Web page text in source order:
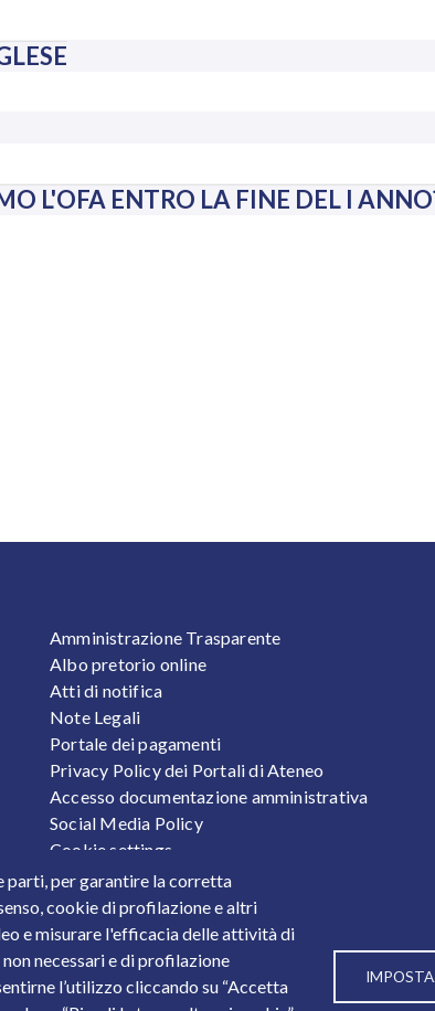
L'OFA ENTRO LA FINE DEL I
parti, per garantire la corretta
cookie di profilazione e altri
e misurare l'efficacia delle attività di
necessari e di profilazione
l’utilizzo cliccando su “Accetta
FOOTER 1
Amministrazione Trasparente
Albo pretorio online
Atti di notifica
Note Legali
Portale dei pagamenti
Privacy Policy dei Portali di Ateneo
Accesso documentazione amministrativa
Social Media Policy
Cookie settings
Protezione Dati Personali
Statistiche